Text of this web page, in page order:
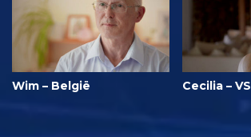
Wim – België Cecilia – VS